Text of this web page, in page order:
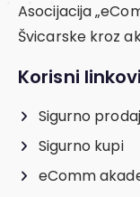
Asocijacija
Švicarske kroz
Korisni linkovi
Sigurno prodaj
Sigurno kupi
eComm